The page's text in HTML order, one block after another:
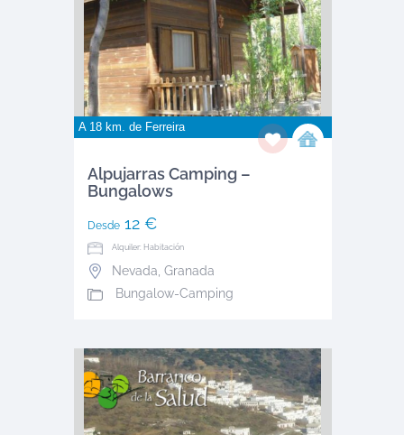
A 18 km. de Ferreira
Alpujarras Camping –
Bungalows
Desde12 €
Alquiler: Habitación
Nevada Granada
Bungalow-Camping